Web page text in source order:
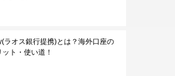
ラオス銀行提携)とは？海外口座の
ト・使い道！